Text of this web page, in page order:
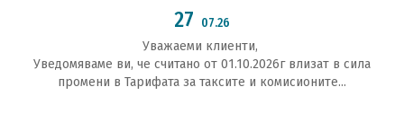
27 07.26
Уважаеми клиенти,
Уведомяваме ви, че считано от 01.10.2026г влизат в сила
промени в Тарифата за таксите и комисионите...